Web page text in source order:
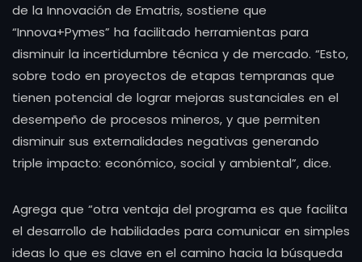
de la Innovación de Ematris, sostiene que
“Innova+Pymes” ha facilitado herramientas para
disminuir la incertidumbre técnica y de mercado. “Esto,
sobre todo en proyectos de etapas tempranas que
tienen potencial de lograr mejoras sustanciales en el
desempeño de procesos mineros, y que permiten
disminuir sus externalidades negativas generando
triple impacto: económico, social y ambiental”, dice.
Agrega que “otra ventaja del programa es que facilita
el desarrollo de habilidades para comunicar en simples
ideas lo que es clave en el camino hacia la búsqueda